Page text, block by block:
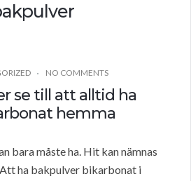
NO COMMENTS
se till att alltid ha
hemma
bara måste ha. Hit kan nämnas
ha bakpulver bikarbonat i